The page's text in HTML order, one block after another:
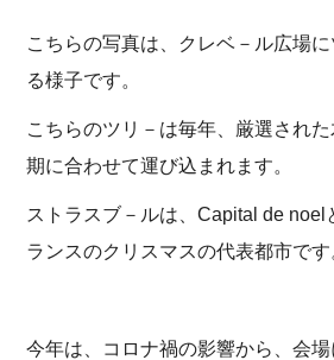
こちらの写真は、クレベ－ル広場
る様子です。
こちらのツリ－は毎年、厳選され
期に合わせて運び込まれます。
ストラスブ－ルは、Capital de noel
ランスのクリスマスの代表都市です
今年は、コロナ禍の影響から、会